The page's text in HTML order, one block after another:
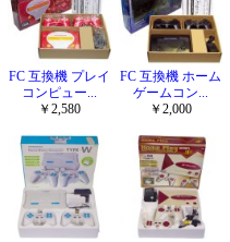
FC 互換機 プレイ
コンピュー...
￥2,580
FC 互換機 ホーム
ゲームコン...
￥2,000